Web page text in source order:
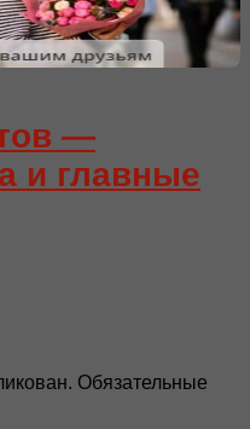
—
и главные
Обязательные